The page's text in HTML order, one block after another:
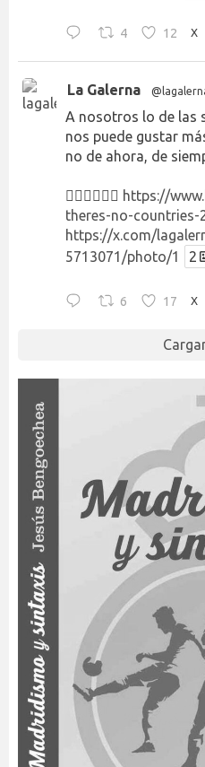
4 12 X
La Galerna
A nosotros lo de las
nos puede gustar
no de ahora, de
👉🏻👉🏻👉🏻 https://
theres-no-countries-
https://x.com/
5713071/photo/1
2
6 17 X